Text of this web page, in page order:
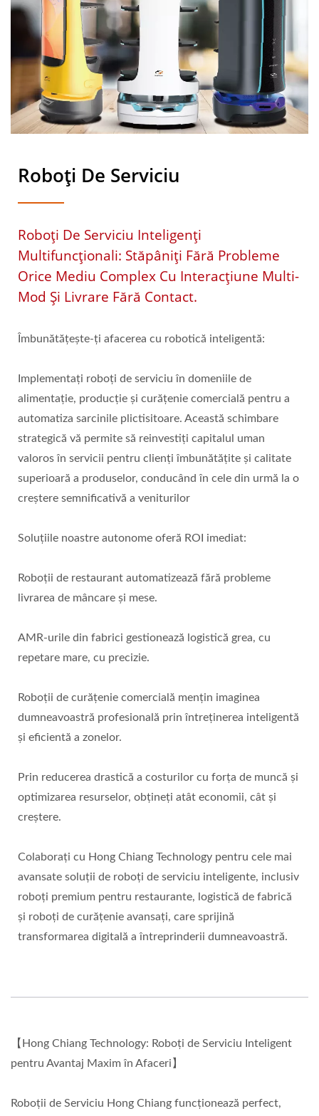
Roboți De Serviciu
Roboți De Serviciu Inteligenți
Multifuncționali: Stăpâniți Fără Probleme
Orice Mediu Complex Cu Interacțiune Multi-
Mod Și Livrare Fără Contact.
Îmbunătățește-ți afacerea cu robotică inteligentă:
Implementați roboți de serviciu în domeniile de
alimentație, producție și curățenie comercială pentru a
automatiza sarcinile plictisitoare. Această schimbare
strategică vă permite să reinvestiți capitalul uman
valoros în servicii pentru clienți îmbunătățite și calitate
superioară a produselor, conducând în cele din urmă la o
creștere semnificativă a veniturilor
Soluțiile noastre autonome oferă ROI imediat:
Roboții de restaurant automatizează fără probleme
livrarea de mâncare și mese.
AMR-urile din fabrici gestionează logistică grea, cu
repetare mare, cu precizie.
Roboții de curățenie comercială mențin imaginea
dumneavoastră profesională prin întreținerea inteligentă
și eficientă a zonelor.
Prin reducerea drastică a costurilor cu forța de muncă și
optimizarea resurselor, obțineți atât economii, cât și
creștere.
Colaborați cu Hong Chiang Technology pentru cele mai
avansate soluții de roboți de serviciu inteligente, inclusiv
roboți premium pentru restaurante, logistică de fabrică
și roboți de curățenie avansați, care sprijină
transformarea digitală a întreprinderii dumneavoastră.
【Hong Chiang Technology: Roboți de Serviciu Inteligent
pentru Avantaj Maxim în Afaceri】
Roboții de Serviciu Hong Chiang funcționează perfect,